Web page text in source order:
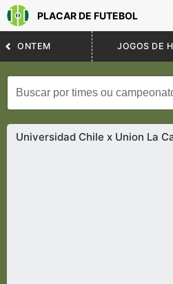
PLACAR DE FUTEBOL
ONTEM JOGOS DE
Universidad Chile x Union La